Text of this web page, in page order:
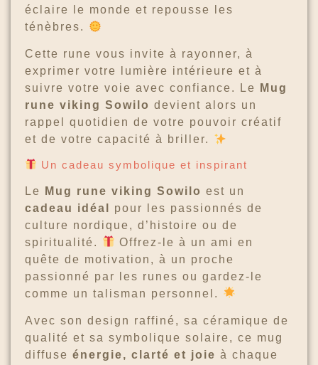
éclaire le monde et repousse les
ténèbres.
Cette rune vous invite à rayonner, à
exprimer votre lumière intérieure et à
suivre votre voie avec confiance. Le
Mug
rune viking Sowilo devient alors un
rappel quotidien de votre pouvoir créatif
et de votre capacité à briller.
Un cadeau symbolique et inspirant
Le Mug rune viking Sowilo est un
cadeau idéal
pour les passionnés de
culture nordique, d’histoire ou de
spiritualité.
Offrez-le à un ami en
quête de motivation, à un proche
passionné par les runes ou gardez-le
comme un talisman personnel.
Avec son design raffiné, sa céramique de
qualité et sa symbolique solaire, ce mug
diffuse énergie, clarté et joie à chaque